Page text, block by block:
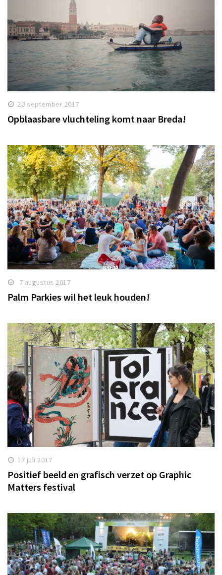
20 september 2017
Opblaasbare vluchteling komt naar Breda!
7 augustus 2017
Palm Parkies wil het leuk houden!
17 juli 2017
Positief beeld en grafisch verzet op Graphic
Matters festival